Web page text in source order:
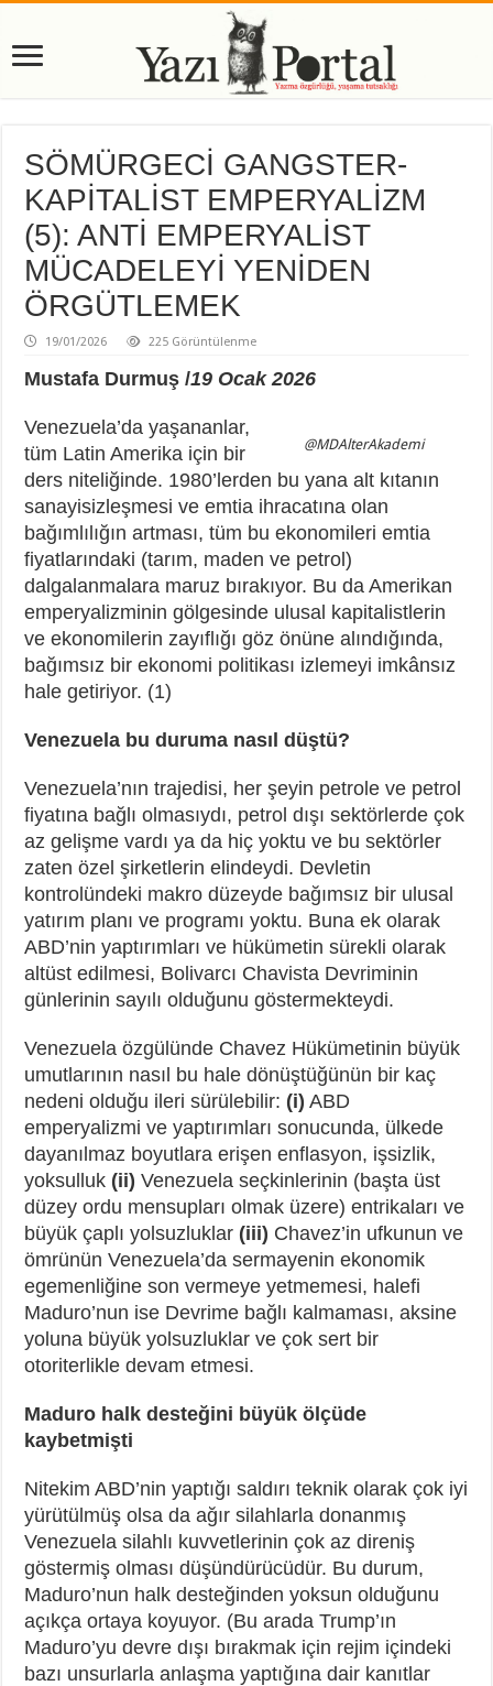
SÖMÜRGECİ GANGSTER-
KAPİTALİST EMPERYALİZM
(5): ANTİ EMPERYALİST
MÜCADELEYİ YENİDEN
ÖRGÜTLEMEK
19/01/2026 225 Görüntülenme
Mustafa Durmuş /19 Ocak 2026
@MDAlterAkademi
Venezuela’da yaşananlar,
tüm Latin Amerika için bir
ders niteliğinde. 1980’lerden bu yana alt kıtanın
sanayisizleşmesi ve emtia ihracatına olan
bağımlılığın artması, tüm bu ekonomileri emtia
fiyatlarındaki (tarım, maden ve petrol)
dalgalanmalara maruz bırakıyor. Bu da Amerikan
emperyalizminin gölgesinde ulusal kapitalistlerin
ve ekonomilerin zayıflığı göz önüne alındığında,
bağımsız bir ekonomi politikası izlemeyi imkânsız
hale getiriyor. (1)
Venezuela bu duruma nasıl düştü?
Venezuela’nın trajedisi, her şeyin petrole ve petrol
fiyatına bağlı olmasıydı, petrol dışı sektörlerde çok
az gelişme vardı ya da hiç yoktu ve bu sektörler
zaten özel şirketlerin elindeydi. Devletin
kontrolündeki makro düzeyde bağımsız bir ulusal
yatırım planı ve programı yoktu. Buna ek olarak
ABD’nin yaptırımları ve hükümetin sürekli olarak
altüst edilmesi, Bolivarcı Chavista Devriminin
günlerinin sayılı olduğunu göstermekteydi.
Venezuela özgülünde Chavez Hükümetinin büyük
umutlarının nasıl bu hale dönüştüğünün bir kaç
nedeni olduğu ileri sürülebilir: (i) ABD
emperyalizmi ve yaptırımları sonucunda, ülkede
dayanılmaz boyutlara erişen enflasyon, işsizlik,
yoksulluk (ii) Venezuela seçkinlerinin (başta üst
düzey ordu mensupları olmak üzere) entrikaları ve
büyük çaplı yolsuzluklar (iii) Chavez’in ufkunun ve
ömrünün Venezuela’da sermayenin ekonomik
egemenliğine son vermeye yetmemesi, halefi
Maduro’nun ise Devrime bağlı kalmaması, aksine
yoluna büyük yolsuzluklar ve çok sert bir
otoriterlikle devam etmesi.
Maduro halk desteğini büyük ölçüde
kaybetmişti
Nitekim ABD’nin yaptığı saldırı teknik olarak çok iyi
yürütülmüş olsa da ağır silahlarla donanmış
Venezuela silahlı kuvvetlerinin çok az direniş
göstermiş olması düşündürücüdür. Bu durum,
Maduro’nun halk desteğinden yoksun olduğunu
açıkça ortaya koyuyor. (Bu arada Trump’ın
Maduro’yu devre dışı bırakmak için rejim içindeki
bazı unsurlarla anlaşma yaptığına dair kanıtlar